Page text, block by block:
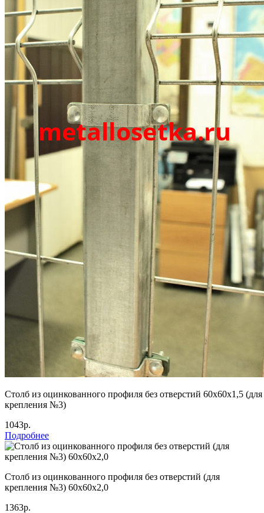
Столб из оцинкованного профиля без отверстий 60х60х1,5 (для
крепления №3)
1043р.
Подробнее
Столб из оцинкованного профиля без отверстий (для
крепления №3) 60х60х2,0
1363р.